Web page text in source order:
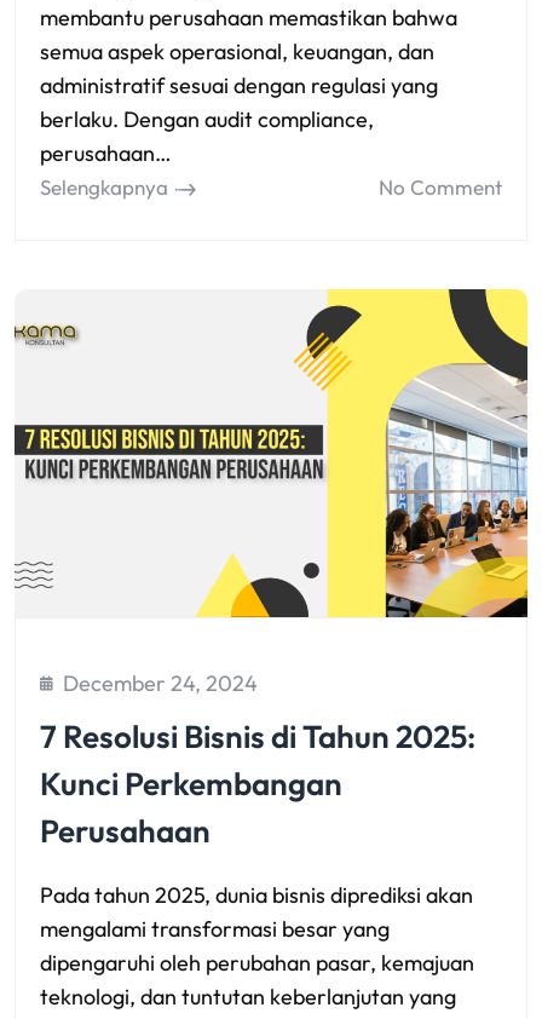
membantu perusahaan memastikan bahwa
semua aspek operasional, keuangan, dan
administratif sesuai dengan regulasi yang
berlaku. Dengan audit compliance,
perusahaan…
Selengkapnya No Comment
December 24, 2024
7 Resolusi Bisnis di Tahun 2025:
Kunci Perkembangan
Perusahaan
Pada tahun 2025, dunia bisnis diprediksi akan
mengalami transformasi besar yang
dipengaruhi oleh perubahan pasar, kemajuan
teknologi, dan tuntutan keberlanjutan yang